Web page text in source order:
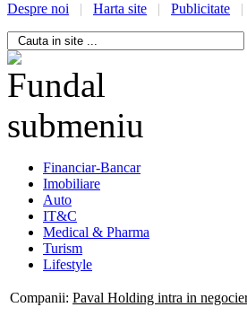
Despre noi | Harta site | Publicitate |
Financiar-Bancar
Imobiliare
Auto
IT&C
Medical & Pharma
Turism
Lifestyle
Companii: Mogo isi consolideaza
oportunitati-